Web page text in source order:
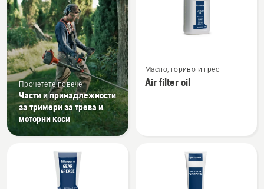
Прочетете повече
Части и принадлежности
за тримери за трева и
моторни коси
повече
подробности
Масло, гориво и грес
Air filter oil